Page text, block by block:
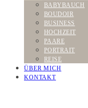
BABYBAUCH
BOUDOIR
BUSINESS
HOCHZEIT
PAARE
PORTRAIT
REISE
ÜBER MICH
KONTAKT